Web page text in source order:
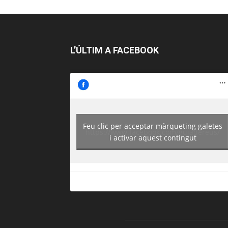
L’ÚLTIM A FACEBOOK
https://www.facebook.com/guiadereus/
Feu clic per acceptar màrqueting galetes
i activar aquest contingut